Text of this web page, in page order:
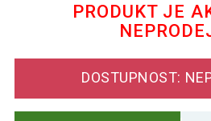
PRODUKT JE
DOSTUPNOST: